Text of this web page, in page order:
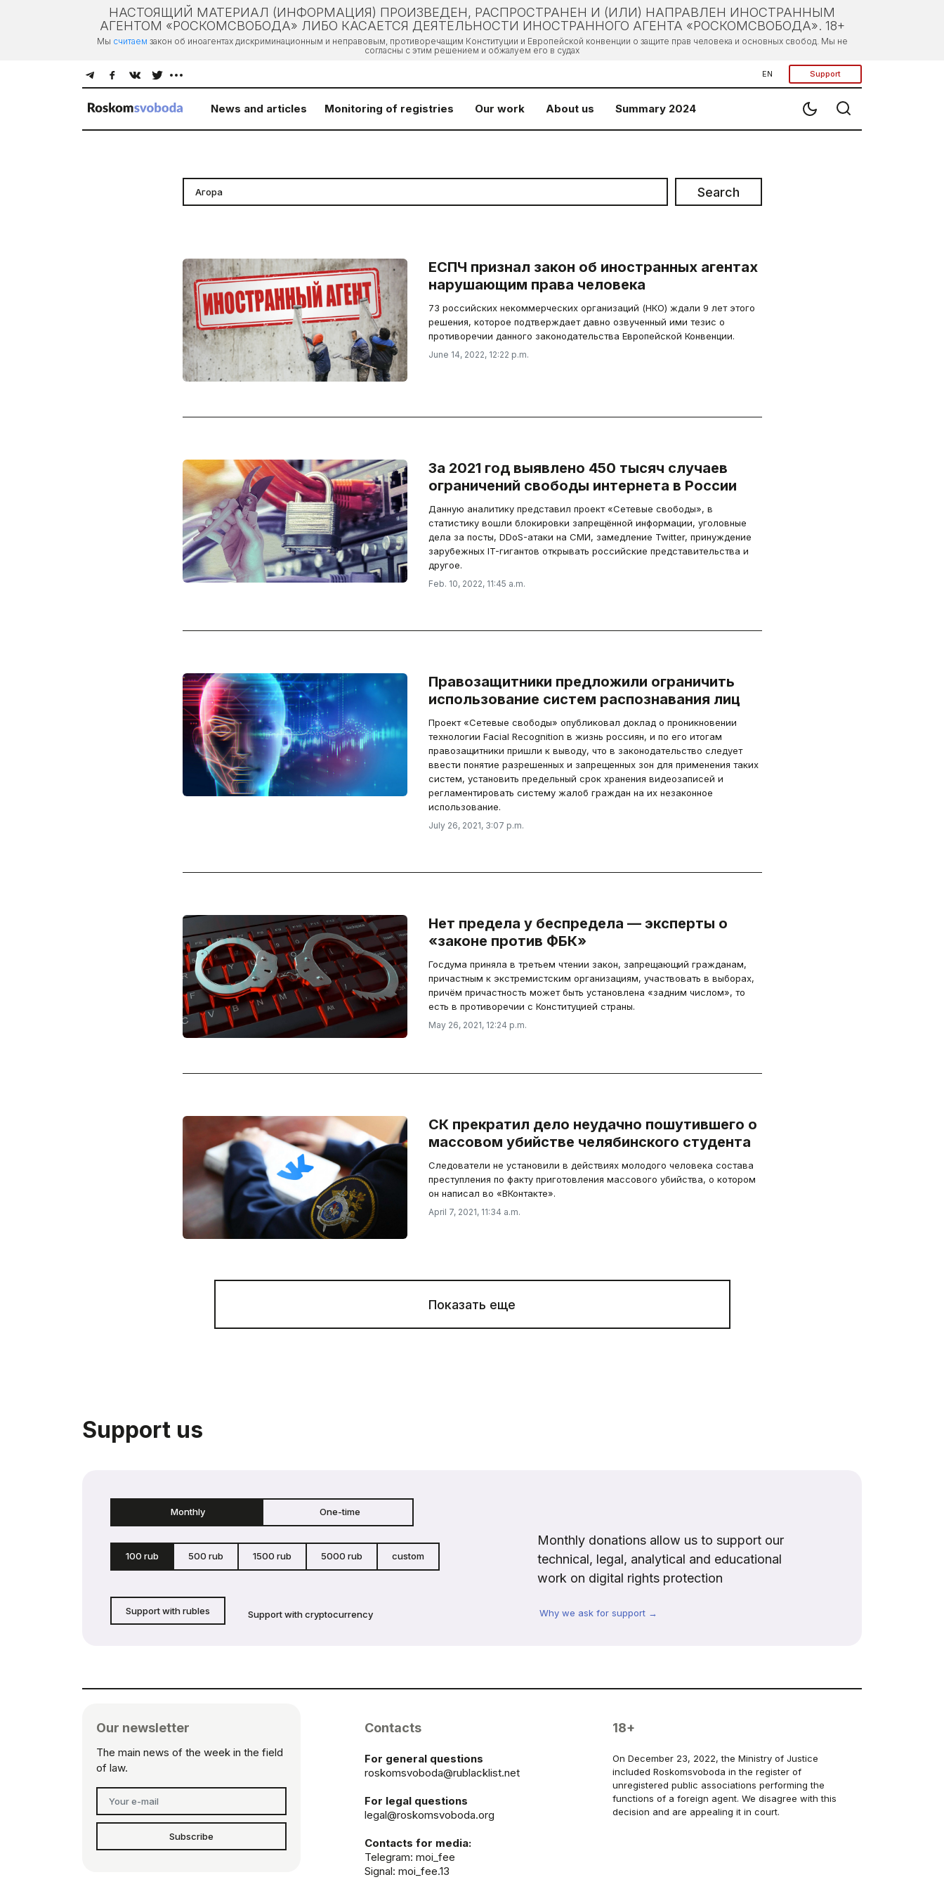
НАСТОЯЩИЙ МАТЕРИАЛ (ИНФОРМАЦИЯ) ПРОИЗВЕДЕН, РАСПРОСТРАНЕН И (ИЛИ) НАПРАВЛЕН ИНОСТРАННЫМ
АГЕНТОМ «РОСКОМСВОБОДА» ЛИБО КАСАЕТСЯ ДЕЯТЕЛЬНОСТИ ИНОСТРАННОГО АГЕНТА «РОСКОМСВОБОДА». 18+
Мы считаем закон об иноагентах дискриминационным и неправовым, противоречащим Конституции и Европейской конвенции о защите прав человека и основных свобод. Мы не
согласны с этим решением и обжалуем его в судах
EN Support
News and articles Monitoring of registries Our work About us Summary 2024
Search
ЕСПЧ признал закон об иностранных агентах
нарушающим права человека
73 российских некоммерческих организаций (НКО) ждали 9 лет этого
решения, которое подтверждает давно озвученный ими тезис о
противоречии данного законодательства Европейской Конвенции.
June 14, 2022, 12:22 p.m.
За 2021 год выявлено 450 тысяч случаев
ограничений свободы интернета в России
Данную аналитику представил проект «Сетевые свободы», в
статистику вошли блокировки запрещённой информации, уголовные
дела за посты, DDoS-атаки на СМИ, замедление Twitter, принуждение
зарубежных IT-гигантов открывать российские представительства и
другое.
Feb. 10, 2022, 11:45 a.m.
Правозащитники предложили ограничить
использование систем распознавания лиц
Проект «Сетевые свободы» опубликовал доклад о проникновении
технологии Facial Recognition в жизнь россиян, и по его итогам
правозащитники пришли к выводу, что в законодательство следует
ввести понятие разрешенных и запрещенных зон для применения таких
систем, установить предельный срок хранения видеозаписей и
регламентировать систему жалоб граждан на их незаконное
использование.
July 26, 2021, 3:07 p.m.
Нет предела у беспредела — эксперты о
«законе против ФБК»
Госдума приняла в третьем чтении закон, запрещающий гражданам,
причастным к экстремистским организациям, участвовать в выборах,
причём причастность может быть установлена «задним числом», то
есть в противоречии с Конституцией страны.
May 26, 2021, 12:24 p.m.
СК прекратил дело неудачно пошутившего о
массовом убийстве челябинского студента
Следователи не установили в действиях молодого человека состава
преступления по факту приготовления массового убийства, о котором
он написал во «ВКонтакте».
April 7, 2021, 11:34 a.m.
Показать еще
Support us
Monthly One-time
100 rub 500 rub 1500 rub 5000 rub custom
Support with rubles Support with cryptocurrency
Monthly donations allow us to support our
technical, legal, analytical and educational
work on digital rights protection
Why we ask for support →
Our newsletter
The main news of the week in the field
of law.
Subscribe
Contacts
For general questions
roskomsvoboda@rublacklist.net
For legal questions
legal@roskomsvoboda.org
Contacts for media:
Telegram: moi_fee
Signal: moi_fee.13
18+
On December 23, 2022, the Ministry of Justice
included Roskomsvoboda in the register of
unregistered public associations performing the
functions of a foreign agent. We disagree with this
decision and are appealing it in court.